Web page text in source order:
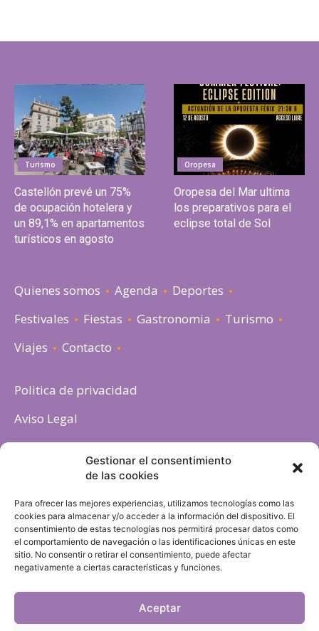
Gestionar el consentimiento
de las cookies
Para ofrecer las mejores experiencias, utilizamos tecnologías como las
cookies para almacenar y/o acceder a la información del dispositivo. El
consentimiento de estas tecnologías nos permitirá procesar datos como
el comportamiento de navegación o las identificaciones únicas en este
sitio. No consentir o retirar el consentimiento, puede afectar
negativamente a ciertas características y funciones.
Aceptar
Turismo
Castellón prevé un 75%
de ocupación hotelera y
un 89,1% en apartamentos
turísticos en agosto
Oropesa
Oropesa del Mar ultima
los preparativos para el
eclipse total de Sol
Quienes somos Agenda
Deportes
Festivales
Fiestas Gastronomia
Turismo
Viajes
Contacto
Politica de privacidad
Aviso Legal
Política de cookies